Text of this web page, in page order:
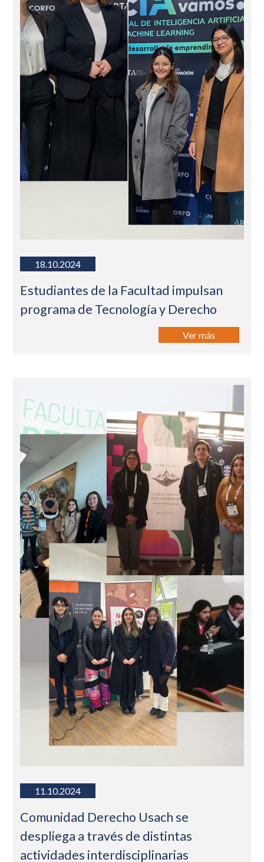
18.10.2024
Estudiantes de la Facultad impulsan
programa de Tecnología y Derecho
Ver más
11.10.2024
Comunidad Derecho Usach se
despliega a través de distintas
actividades interdisciplinarias